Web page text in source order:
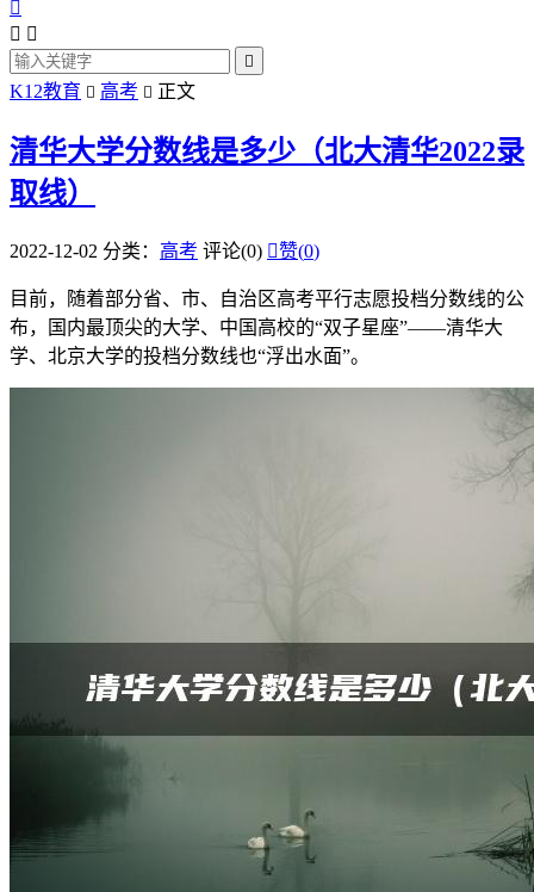

 

K12教育  高考  正文
清华大学分数线是多少（北大清华2022录
取线）
2022-12-02 分类： 高考 评论(0) 赞(0)
目前，随着部分省、市、自治区高考平行志愿投档分数线的公
布，国内最顶尖的大学、中国高校的“双子星座”——清华大
学、北京大学的投档分数线也“浮出水面”。